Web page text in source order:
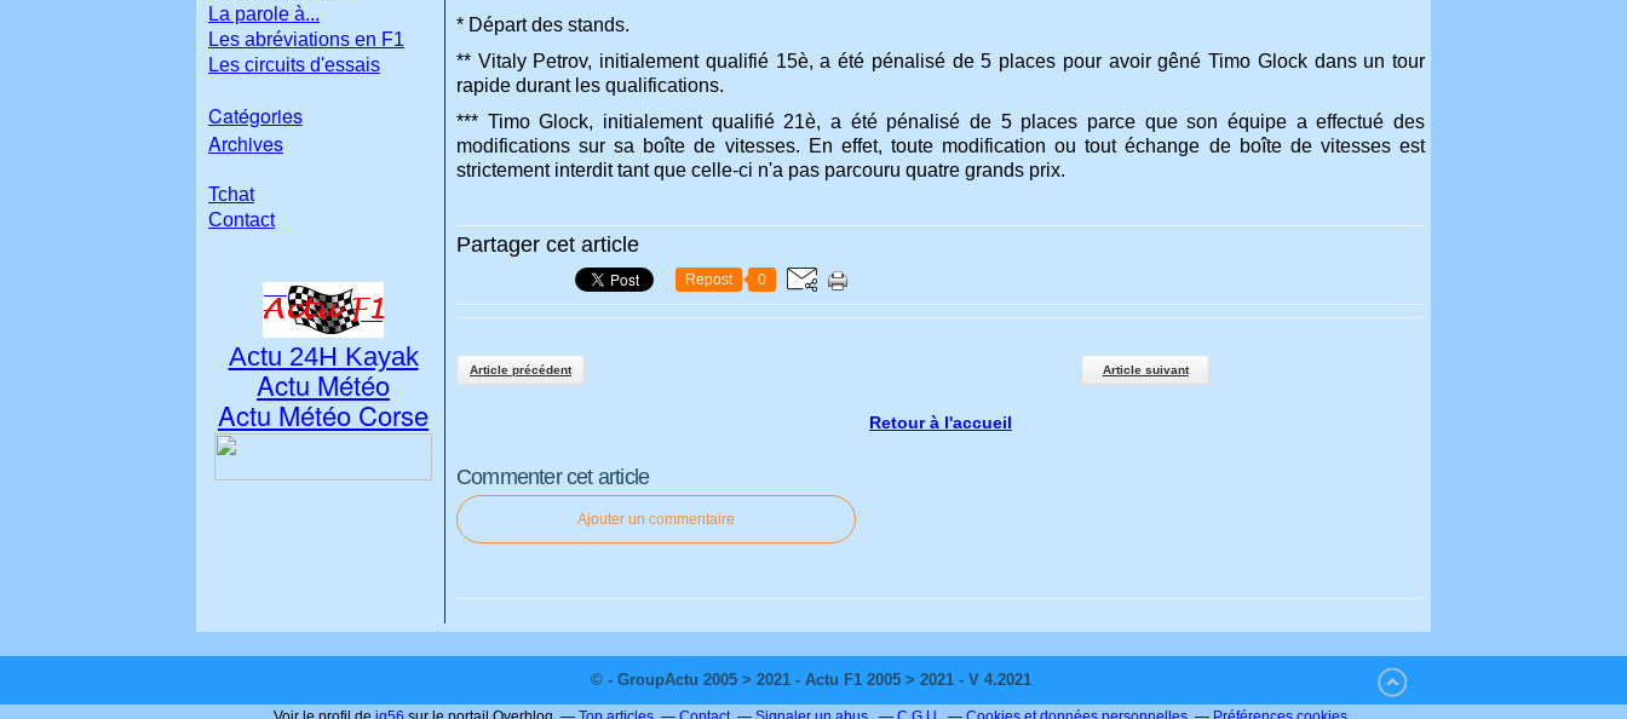
* Départ des stands.
** Vitaly Petrov, initialement qualifié 15è, a été pénalisé de 5 places pour avoir gêné Timo Glock dans un tour
rapide durant les qualifications.
*** Timo Glock, initialement qualifié 21è, a été pénalisé de 5 places parce que son équipe a effectué des
modifications sur sa boîte de vitesses. En effet, toute modification ou tout échange de boîte de vitesses est
strictement interdit tant que celle-ci n'a pas parcouru quatre grands prix.
Partager cet article
Repost 0
Article précédent Article suivant
Retour à l'accueil
Commenter cet article
Ajouter un commentaire
La parole à...
Les abréviations en F1
Les circuits d'essais
Catégories
Archives
Tchat
Contact
Actu 24H Kayak
Actu Météo
Actu Météo Corse
© - GroupActu 2005 > 2021 - Actu F1 2005 > 2021 - V 4.2021